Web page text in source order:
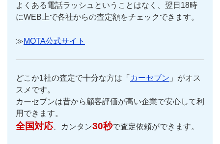
よくある電話ラッシュということはなく、翌日18時
にWEB上で各社からの査定額をチェックできます。
≫MOTA公式サイト
どこか1社の査定で十分な方は「 カーセブン 」がオス
スメです。
カーセブンは昔から顧客評価が高い企業で安心して利
用できます。
全国対応、カンタン30秒で査定依頼ができます。